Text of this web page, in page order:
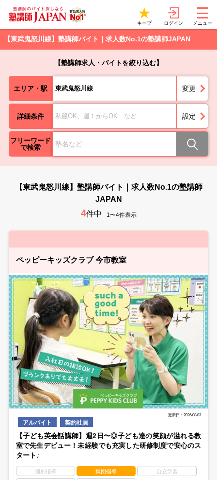
キープ ログイン メニュー
【東武鬼怒川線】塾講師バイト｜求人数No.1の塾講師JAPAN
【塾講師求人・バイトを絞り込む】
エリア・駅 東武鬼怒川線 変更
詳細条件 私服OK、週１からOK など 設定
フリーワード
で検索
【東武鬼怒川線】塾講師バイト｜求人数No.1の塾講師
JAPAN
4件中 1〜4件表示
ペッピーキッズクラブ 今市教室
更新日：2026/08/03
アルバイト 契約社員
【子ども英会話講師】週2日〜◎子ども達の笑顔が溢れる教
室で先生デビュー！未経験でも充実した研修制度で安心のス
タート♪
個別指導 集団指導 自立学習